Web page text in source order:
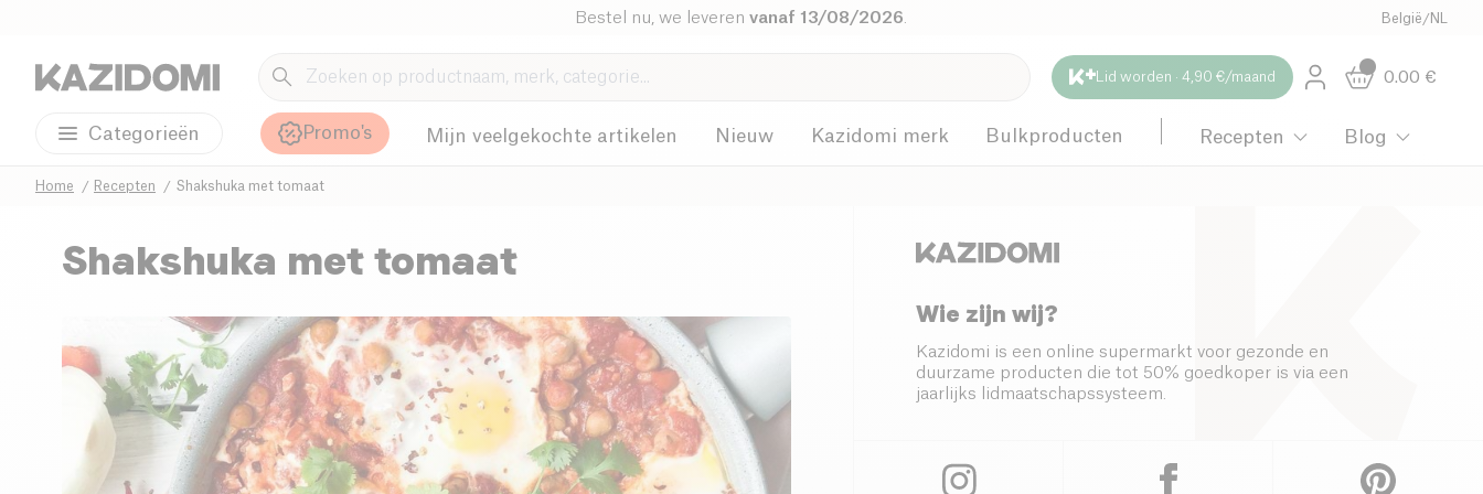
Bestel nu, we leverenvanaf 13/08/2026 België /NL
Lid worden · 4,90 €/maand 0.00 €
Categorieën Promo's Mijn veelgekochte artikelen Nieuw Kazidomi merk Bulkproducten Recepten Blog
Home Recepten Shakshuka met tomaat
Shakshuka met tomaat
Wie zijn wij?
Kazidomi is een online supermarkt voor gezonde en
duurzame producten die tot 50% goedkoper is via een
jaarlijks lidmaatschapssysteem.